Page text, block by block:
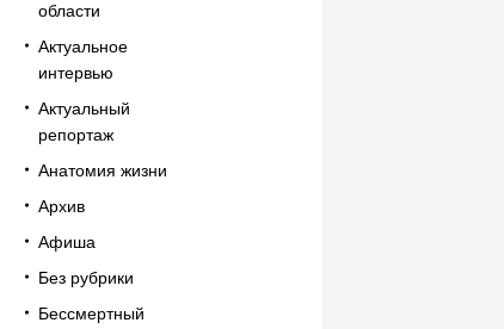
области
Актуальное
интервью
Актуальный
репортаж
Анатомия жизни
Архив
Афиша
Без рубрики
Бессмертный